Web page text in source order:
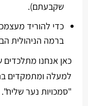
שקבעתם).
כדי להוריד
ברמה הניהולית
כאן אנחנו מתלכדים
למעלה ומתמקדים
"סמכויות נער שליח".